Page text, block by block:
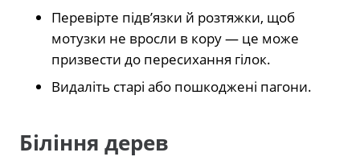
Перевірте підв’язки й розтяжки, щоб
мотузки не вросли в кору — це може
призвести до пересихання гілок.
Видаліть старі або пошкоджені пагони.
Біління дерев